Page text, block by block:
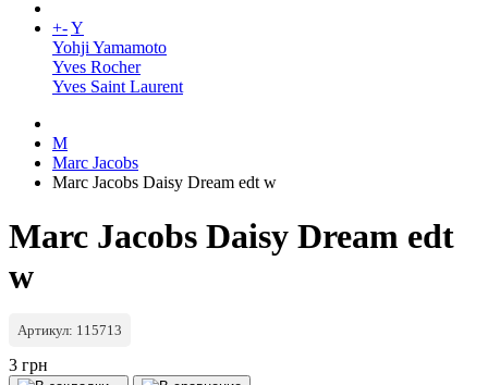
+-Y
Yohji Yamamoto
Yves Rocher
Yves Saint Laurent
M
Marc Jacobs
Marc Jacobs Daisy Dream edt w
Marc Jacobs Daisy Dream edt
w
Артикул: 115713
3 грн